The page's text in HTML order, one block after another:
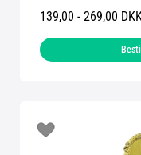
139,00 - 269,00